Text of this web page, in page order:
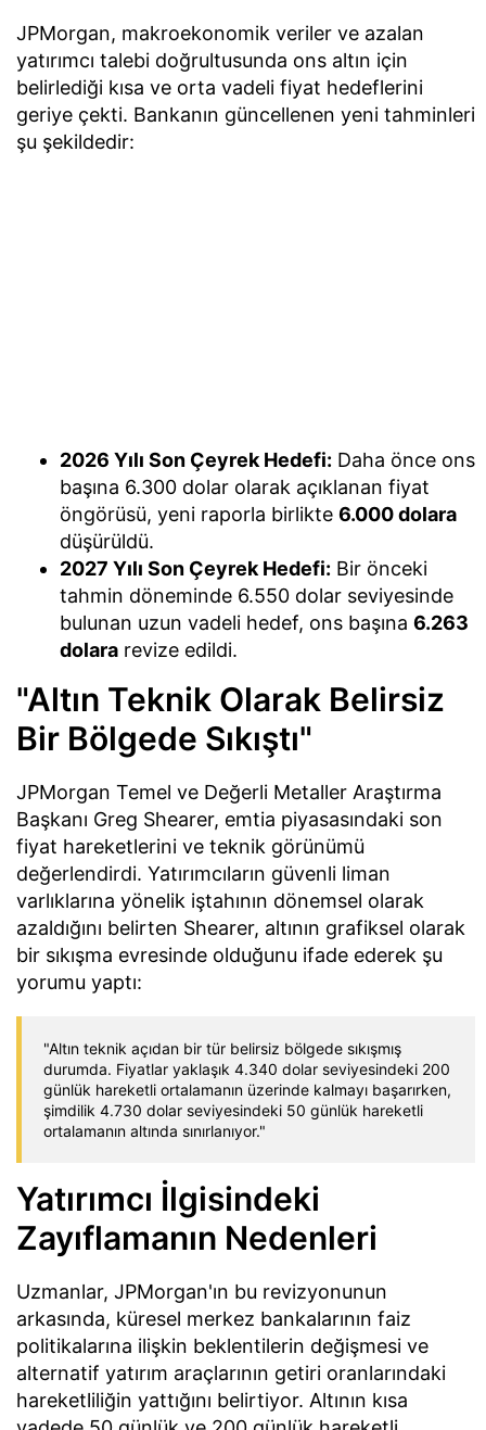
JPMorgan, makroekonomik veriler ve azalan
yatırımcı talebi doğrultusunda ons altın için
belirlediği kısa ve orta vadeli fiyat hedeflerini
geriye çekti. Bankanın güncellenen yeni tahminleri
şu şekildedir:
2026 Yılı Son Çeyrek Hedefi: Daha önce ons
başına 6.300 dolar olarak açıklanan fiyat
öngörüsü, yeni raporla birlikte 6.000 dolara
düşürüldü.
2027 Yılı Son Çeyrek Hedefi: Bir önceki
tahmin döneminde 6.550 dolar seviyesinde
bulunan uzun vadeli hedef, ons başına 6.263
dolara revize edildi.
"Altın Teknik Olarak Belirsiz
Bir Bölgede Sıkıştı"
JPMorgan Temel ve Değerli Metaller Araştırma
Başkanı Greg Shearer, emtia piyasasındaki son
fiyat hareketlerini ve teknik görünümü
değerlendirdi. Yatırımcıların güvenli liman
varlıklarına yönelik iştahının dönemsel olarak
azaldığını belirten Shearer, altının grafiksel olarak
bir sıkışma evresinde olduğunu ifade ederek şu
yorumu yaptı:
"Altın teknik açıdan bir tür belirsiz bölgede sıkışmış
durumda. Fiyatlar yaklaşık 4.340 dolar seviyesindeki 200
günlük hareketli ortalamanın üzerinde kalmayı başarırken,
şimdilik 4.730 dolar seviyesindeki 50 günlük hareketli
ortalamanın altında sınırlanıyor."
Yatırımcı İlgisindeki
Zayıflamanın Nedenleri
Uzmanlar, JPMorgan'ın bu revizyonunun
arkasında, küresel merkez bankalarının faiz
politikalarına ilişkin beklentilerin değişmesi ve
alternatif yatırım araçlarının getiri oranlarındaki
hareketliliğin yattığını belirtiyor. Altının kısa